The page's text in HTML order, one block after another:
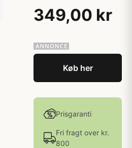
349,00 kr
Køb her
Prisgaranti
Fri fragt over kr.
800